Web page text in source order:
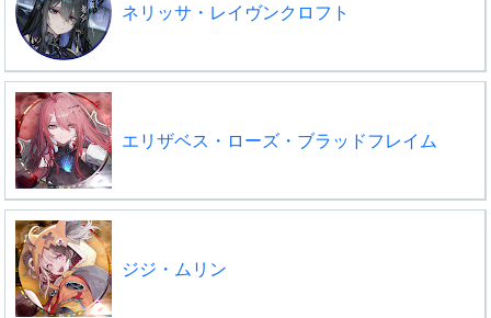
ネリッサ・レイヴンクロフト
エリザベス・ローズ・ブラッドフレイム
ジジ・ムリン